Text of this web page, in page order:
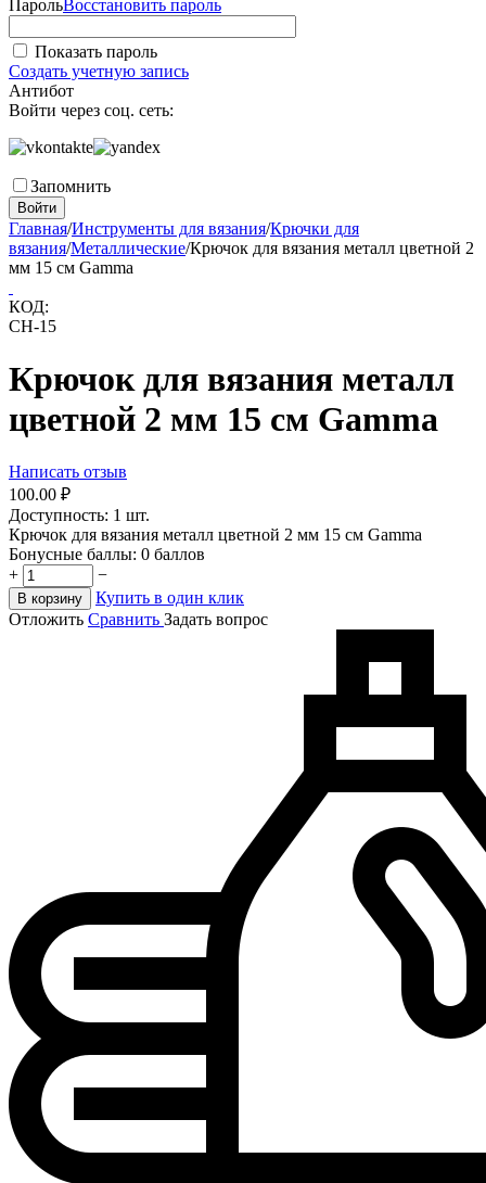
ПарольВосстановить пароль
Показать пароль
Создать учетную запись
Антибот
Войти через соц. сеть:
Запомнить
Войти
Главная/Инструменты для вязания/Крючки для
вязания/Металлические/Крючок для вязания металл цветной 2
мм 15 см Gamma
КОД:
CH-15
Крючок для вязания металл
цветной 2 мм 15 см Gamma
Написать отзыв
100.00 ₽
Доступность: 1 шт.
Крючок для вязания металл цветной 2 мм 15 см Gamma
Бонусные баллы: 0 баллов
+
−
В корзину
Купить в один клик
Отложить Сравнить Задать вопрос